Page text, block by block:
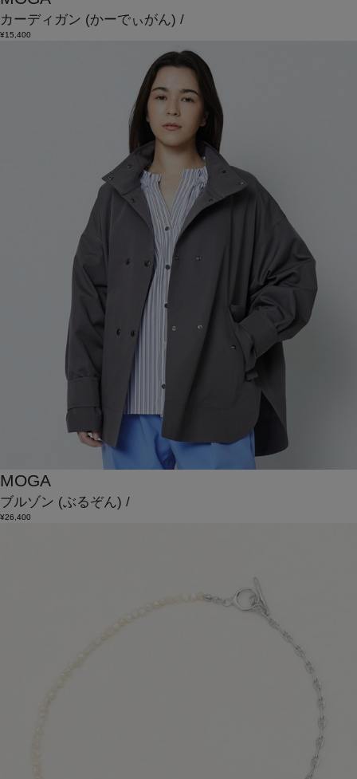
カーディガン (かーでぃがん) /
¥15,400
MOGA
ブルゾン (ぶるぞん) /
¥26,400